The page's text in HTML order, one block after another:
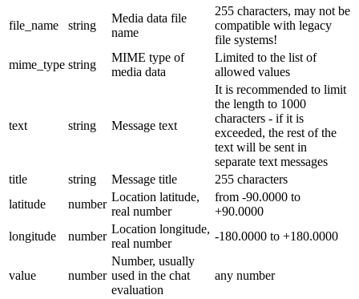
file_name string
Media data file
name
255 characters, may not be
compatible with legacy
file systems!
mime_type string
MIME type of
media data
Limited to the list of
allowed values
text string Message text
It is recommended to limit
the length to 1000
characters - if it is
exceeded, the rest of the
text will be sent in
separate text messages
title
string Message title
255 characters
latitude
number
Location latitude,
real number
from -90.0000 to
+90.0000
longitude
number
Location longitude,
real number
-180.0000 to +180.0000
value number
Number, usually
used in the chat
evaluation
any number